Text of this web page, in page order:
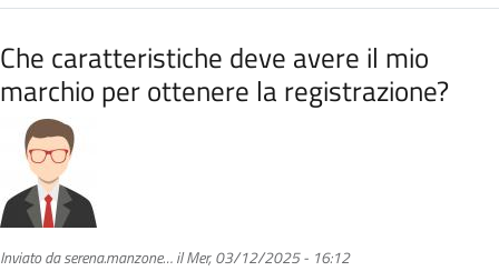
Che caratteristiche deve avere il mio
marchio per ottenere la registrazione?
Inviato daserena.manzone…ilMer, 03/12/2025 - 16:12